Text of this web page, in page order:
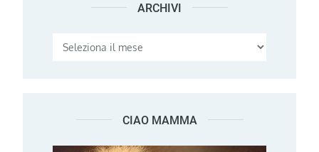
ARCHIVI Archivi
CIAO MAMMA